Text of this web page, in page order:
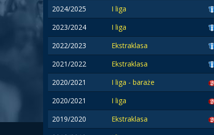
2024/2025
I liga
2023/2024
I liga
2022/2023
Ekstraklasa
2021/2022
Ekstraklasa
2020/2021
I liga - baraże
2020/2021
I liga
2019/2020
Ekstraklasa